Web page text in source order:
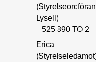
Lysell) 1
525 890 TO 2